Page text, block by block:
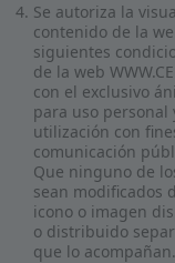
Se autoriza la
contenido de la
siguientes
de la web
con el exclusivo
para uso personal
utilización con
comunicación
Que ninguno de
sean modificados
icono o imagen
o distribuido
que lo acompañan.